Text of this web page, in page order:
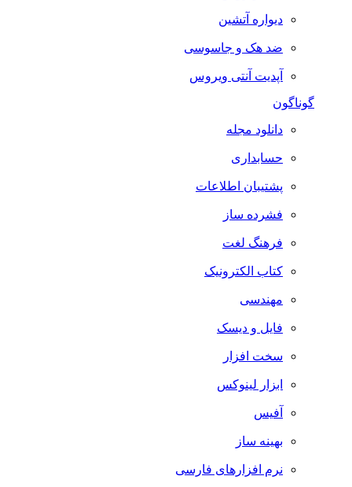
دیواره آتشین
ضد هک و جاسوسی
آپدیت آنتی ویروس
گوناگون
دانلود مجله
حسابداری
پشتیبان اطلاعات
فشرده ساز
فرهنگ لغت
کتاب الکترونیک
مهندسی
فایل و دیسک
سخت افزار
ابزار لینوکس
آفیس
بهینه ساز
نرم افزارهای فارسی